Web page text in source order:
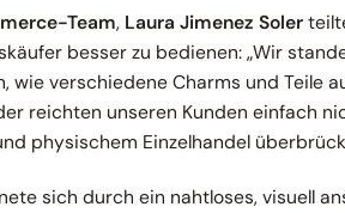
Team, Laura Jimenez Soler
besser zu bedienen:„Wir
wie verschiedene Charms und Teile
reichten unseren Kunden einfach
physischem Einzelhandel
sich durch ein nahtloses, visuell